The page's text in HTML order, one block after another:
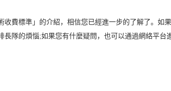
費標準」的介紹，相信您已經進一步的了解了。如
隊的煩惱;如果您有什麼疑問，也可以通過網絡平台